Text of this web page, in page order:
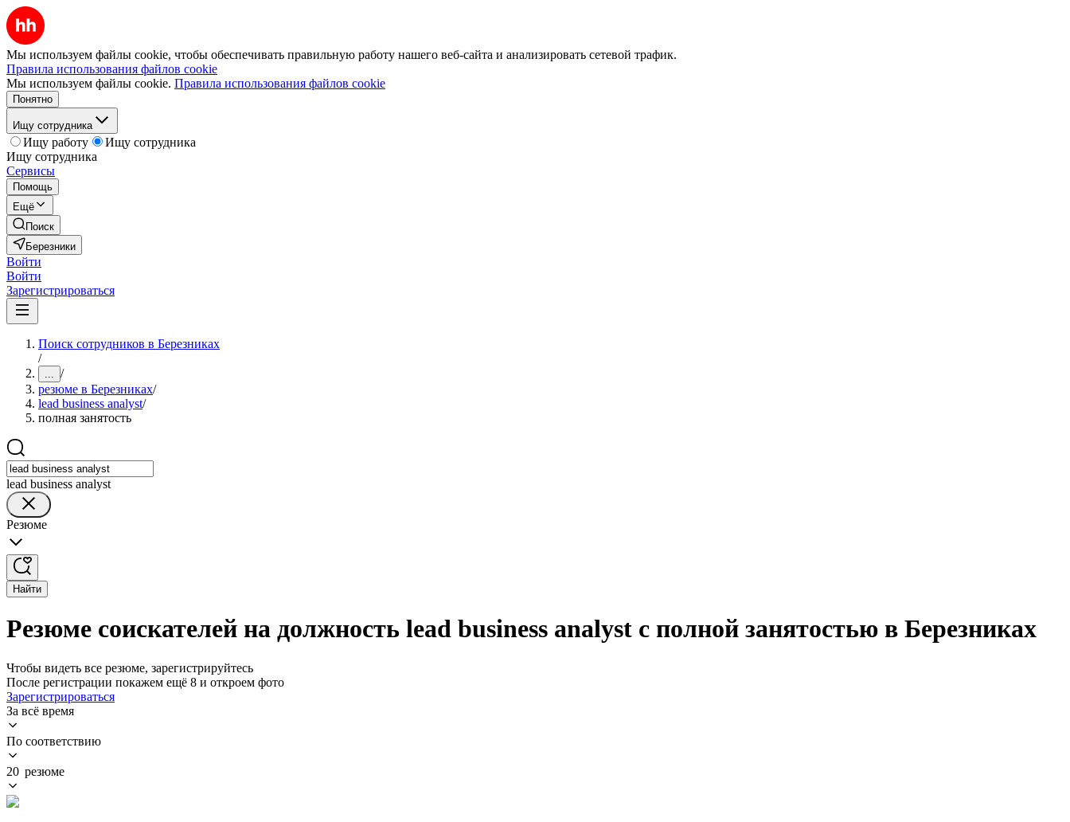
Мы используем файлы cookie, чтобы обеспечивать правильную работу нашего веб-сайта и анализировать сетевой трафик.
Правила использования файлов cookie
Мы используем файлы cookie. Правила использования файлов cookie
Понятно
Ищу сотрудника
Ищу работу
Ищу сотрудника
Ищу сотрудника
Сервисы
Помощь
Ещё
Поиск
Березники
Войти
Войти
Зарегистрироваться
Поиск сотрудников в Березниках
/
... /
резюме в Березниках/
lead business analyst/
полная занятость
lead business analyst
Резюме
Найти
Резюме соискателей на должность lead business analyst с полной занятостью в Березниках
Чтобы видеть все резюме, зарегистрируйтесь
После регистрации покажем ещё 8 и откроем фото
Зарегистрироваться
За всё время
По соответствию
20 резюме